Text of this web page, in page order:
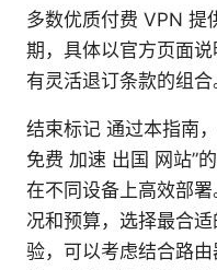
多数优质付费 VPN 提
期，具体以官方页面
有灵活退订条款的组合
结束标记 通过本指南
免费 加速 出国 网站”
在不同设备上高效部
况和预算，选择最合
验，可以考虑结合路